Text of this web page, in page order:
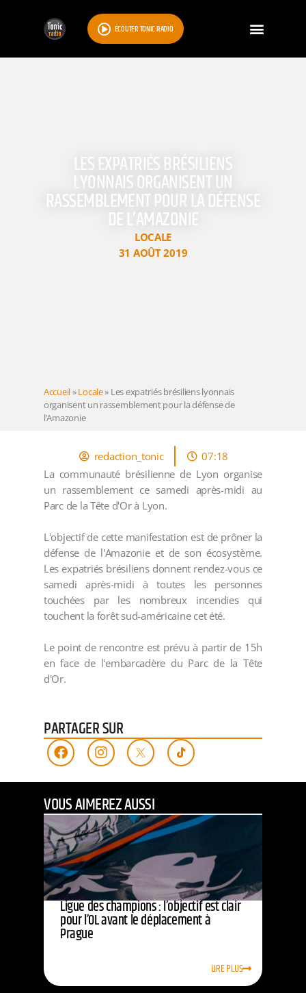
ÉCOUTER TONIC RADIO
LES EXPATRIÉS BRÉSILIENS
LYONNAIS ORGANISENT UN
RASSEMBLEMENT POUR LA DÉFENSE
DE L’AMAZONIE
LOCALE
31 AOÛT 2019
Accueil»Locale» Les expatriés brésiliens lyonnais
organisent un rassemblement pour la défense de
l’Amazonie
redaction_tonic
07:18
La communauté brésilienne de Lyon organise
un rassemblement ce samedi après-midi au
Parc de la Tête d'Or à Lyon.
L'objectif de cette manifestation est de prôner la
défense de l'Amazonie et de son écosystème.
Les expatriés brésiliens donnent rendez-vous ce
samedi après-midi à toutes les personnes
touchées par les nombreux incendies qui
touchent la forêt sud-américaine cet été.
Le point de rencontre est prévu à partir de 15h
en face de l'embarcadère du Parc de la Tête
d'Or.
PARTAGER SUR
VOUS AIMEREZ AUSSI
Ligue des champions : l’objectif est clair
pour l’OL avant le déplacement à
Prague
LIRE PLUS